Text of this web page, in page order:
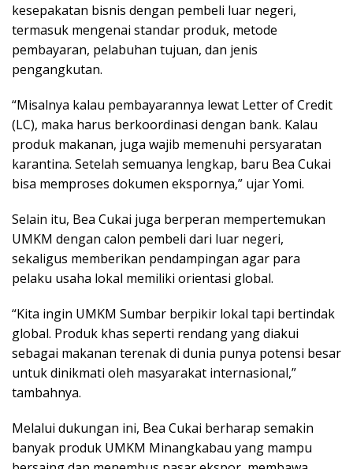
kesepakatan bisnis dengan pembeli luar negeri,
termasuk mengenai standar produk, metode
pembayaran, pelabuhan tujuan, dan jenis
pengangkutan.
“Misalnya kalau pembayarannya lewat Letter of Credit
(LC), maka harus berkoordinasi dengan bank. Kalau
produk makanan, juga wajib memenuhi persyaratan
karantina. Setelah semuanya lengkap, baru Bea Cukai
bisa memproses dokumen ekspornya,” ujar Yomi.
Selain itu, Bea Cukai juga berperan mempertemukan
UMKM dengan calon pembeli dari luar negeri,
sekaligus memberikan pendampingan agar para
pelaku usaha lokal memiliki orientasi global.
“Kita ingin UMKM Sumbar berpikir lokal tapi bertindak
global. Produk khas seperti rendang yang diakui
sebagai makanan terenak di dunia punya potensi besar
untuk dinikmati oleh masyarakat internasional,”
tambahnya.
Melalui dukungan ini, Bea Cukai berharap semakin
banyak produk UMKM Minangkabau yang mampu